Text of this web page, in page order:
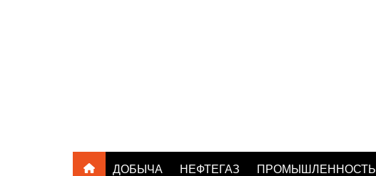
ДОБЫЧА НЕФТЕГАЗ ПРОМЫШЛЕННОСТЬ